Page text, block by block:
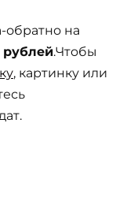
на
рублей.Чтобы
, картинку или